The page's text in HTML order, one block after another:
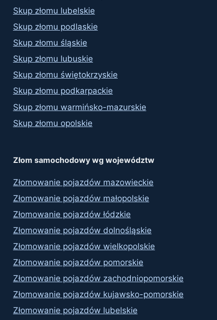
Skup złomu lubelskie
Skup złomu podlaskie
Skup złomu śląskie
Skup złomu lubuskie
Skup złomu świętokrzyskie
Skup złomu podkarpackie
Skup złomu warmińsko-mazurskie
Skup złomu opolskie
Złom samochodowy wg województw
Złomowanie pojazdów mazowieckie
Złomowanie pojazdów małopolskie
Złomowanie pojazdów łódzkie
Złomowanie pojazdów dolnośląskie
Złomowanie pojazdów wielkopolskie
Złomowanie pojazdów pomorskie
Złomowanie pojazdów zachodniopomorskie
Złomowanie pojazdów kujawsko-pomorskie
Złomowanie pojazdów lubelskie